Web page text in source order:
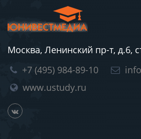
Москва, Ленинский пр-т, д.6,
+7 (495) 984-89-10
www.ustudy.ru